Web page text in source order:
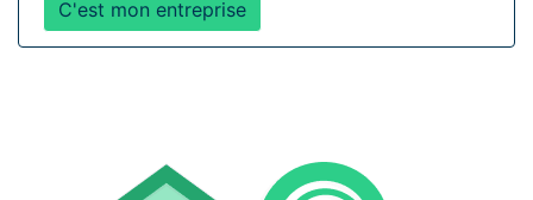
C'est mon entreprise